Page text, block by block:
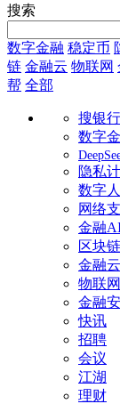
搜索
数字金融 稳定币
链 金融云 物联网
帮 全部
搜银行
数字
隐私
数字
网络
金融
区块链
金融云
物联网
金融
快讯
招聘
会议
江湖
理财